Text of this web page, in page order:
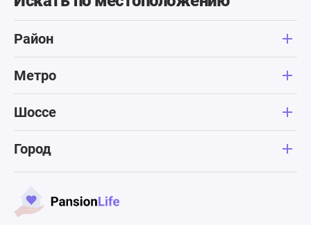
Район
Метро
Шоссе
Город